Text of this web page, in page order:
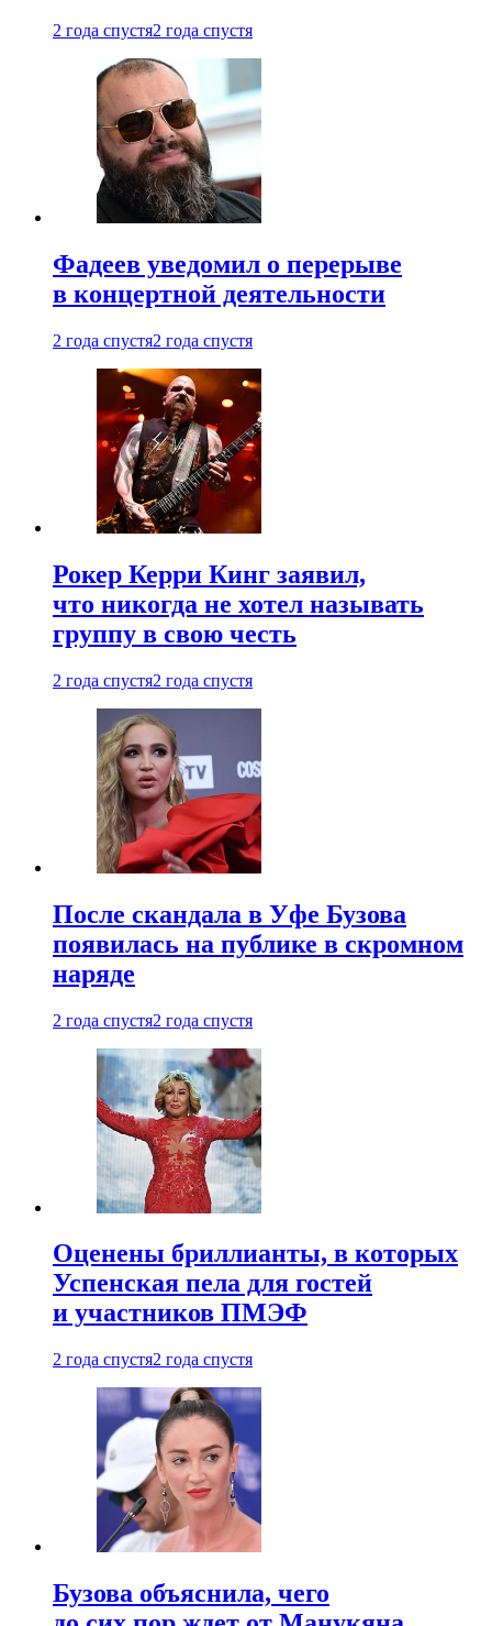
2 года спустя2 года спустя
Фадеев уведомил о перерыве
в концертной деятельности
2 года спустя2 года спустя
Рокер Керри Кинг заявил,
что никогда не хотел называть
группу в свою честь
2 года спустя2 года спустя
После скандала в Уфе Бузова
появилась на публике в скромном
наряде
2 года спустя2 года спустя
Оценены бриллианты, в которых
Успенская пела для гостей
и участников ПМЭФ
2 года спустя2 года спустя
Бузова объяснила, чего